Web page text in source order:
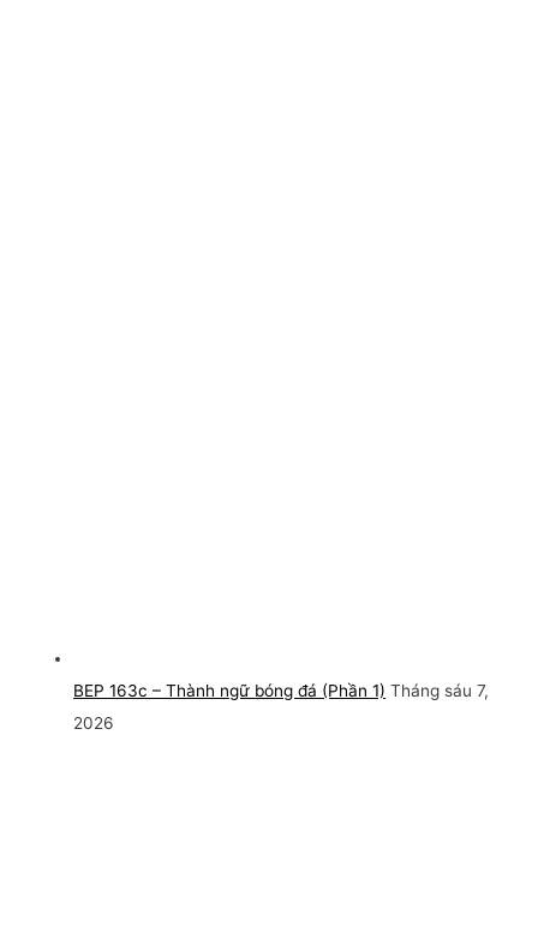
BEP 163c – Thành ngữ bóng đá (Phần 1) Tháng sáu 7,
2026